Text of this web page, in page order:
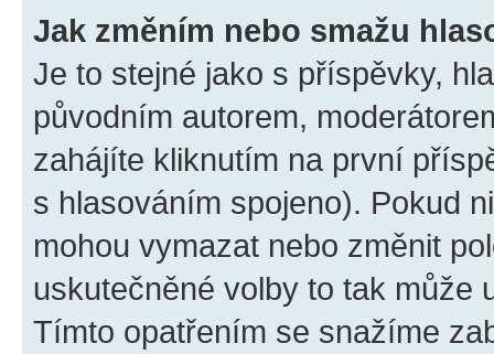
Jak změním nebo smažu
Je to stejné jako s příspěvky,
původním autorem,
zahájíte kliknutím na první
s hlasováním spojeno). Pokud
mohou vymazat nebo změnit
uskutečněné volby to tak může
Tímto opatřením se snažíme